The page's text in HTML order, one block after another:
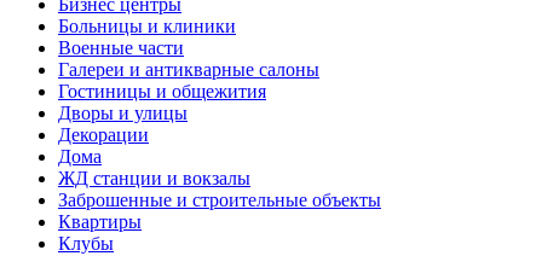
Больницы и клиники
Военные части
Галереи и антикварные салоны
Гостиницы и общежития
Дворы и улицы
Декорации
Дома
ЖД станции и вокзалы
Заброшенные и строительные объекты
Квартиры
Клубы